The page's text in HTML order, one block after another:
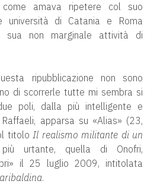
come amava ripetere col suo
università di Catania e Roma
sua non marginale attività di
ripubblicazione non sono
di scorrerle tutte mi sembra si
poli, dalla più intelligente e
apparsa su «Alias» (23,
titolo Il realismo militante di un
urtante, quella di Onofri,
il 25 luglio 2009, intitolata
.